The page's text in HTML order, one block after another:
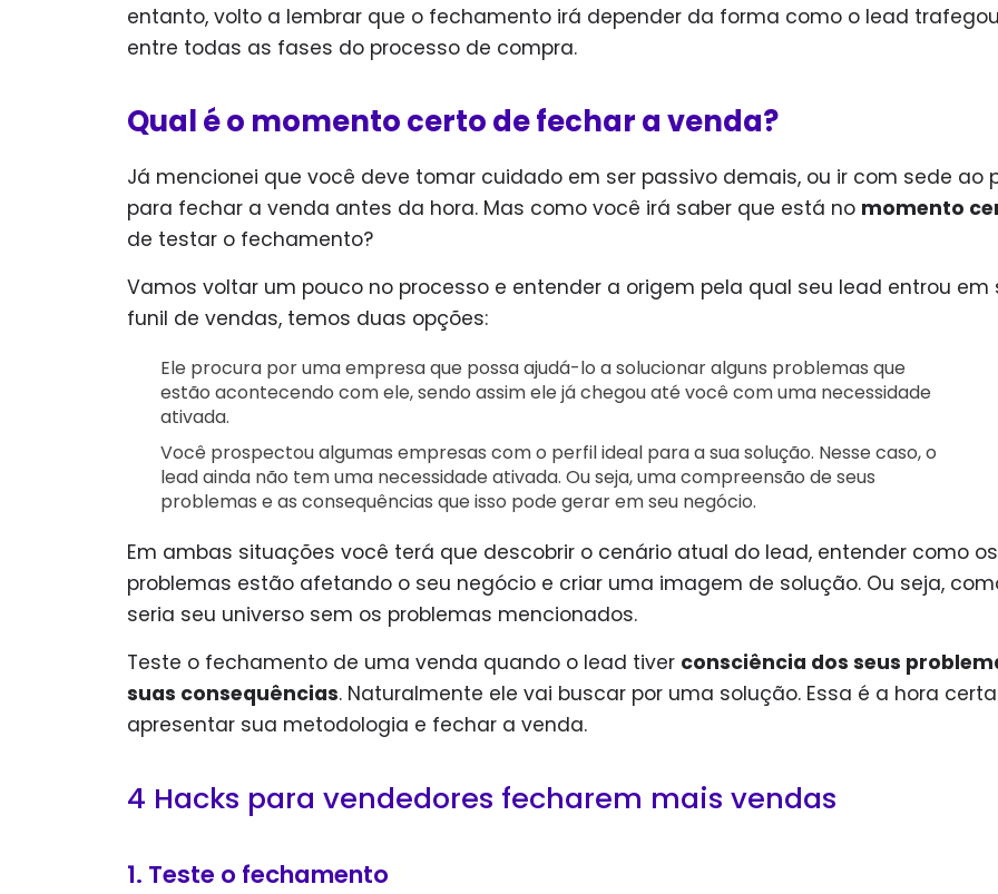
entanto, volto a lembrar que o fechamento irá depender da forma como o lead trafegou
entre todas as fases do processo de compra.
Qual é o momento certo de fechar a venda?
Já mencionei que você deve tomar cuidado em ser passivo demais, ou ir com sede ao
para fechar a venda antes da hora. Mas como você irá saber que está no momento
de testar o fechamento?
Vamos voltar um pouco no processo e entender a origem pela qual seu lead entrou em
funil de vendas, temos duas opções:
Ele procura por uma empresa que possa ajudá-lo a solucionar alguns problemas que
estão acontecendo com ele, sendo assim ele já chegou até você com uma necessidade
ativada.
Você prospectou algumas empresas com o perfil ideal para a sua solução. Nesse caso, o
lead ainda não tem uma necessidade ativada. Ou seja, uma compreensão de seus
problemas e as consequências que isso pode gerar em seu negócio.
Em ambas situações você terá que descobrir o cenário atual do lead, entender como os
problemas estão afetando o seu negócio e criar uma imagem de solução. Ou seja,
seria seu universo sem os problemas mencionados.
Teste o fechamento de uma venda quando o lead tiver consciência dos seus
suas consequências. Naturalmente ele vai buscar por uma solução. Essa é a hora
apresentar sua metodologia e fechar a venda.
4 Hacks para vendedores fecharem mais vendas
1. Teste o fechamento